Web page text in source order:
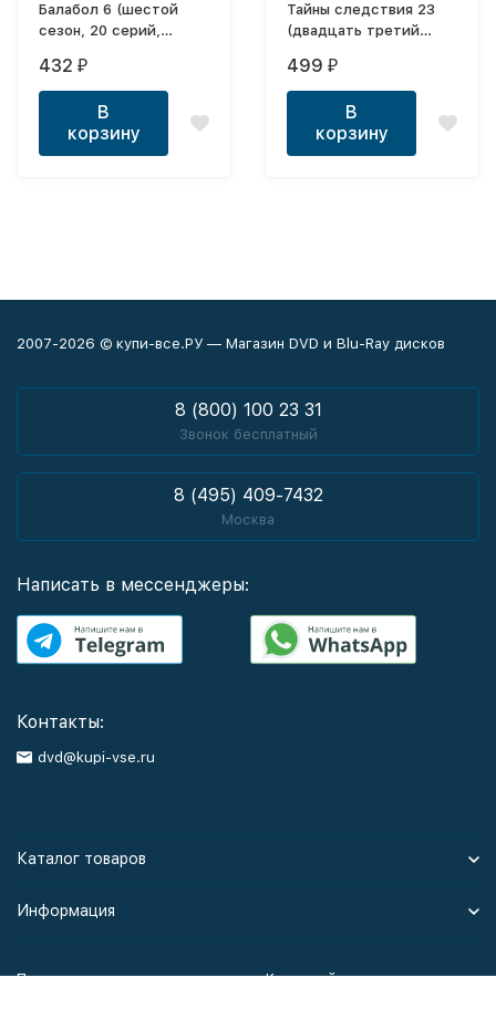
Балабол 6 (шестой
сезон, 20 серий,
432 ₽
В
корзину
Тайны следствия 23
(двадцать третий
полная верися) (16+)
499 ₽
В
корзину
2007-2026 © купи-все.РУ — Магазин DVD и Blu-Ray дисков
8 (800) 100 23 31
Звонок бесплатный
8 (495) 409-7432
Москва
Написать в мессенджеры:
Контакты:
dvd@kupi-vse.ru
Каталог товаров
Информация
Политика персональных данных Карта сайта